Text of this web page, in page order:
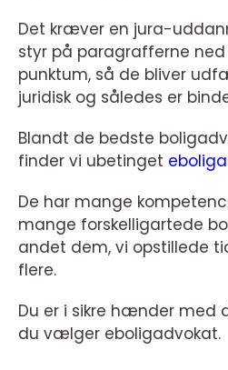
Det kræver en jura-
styr på paragrafferne
punktum, så de bliver
juridisk og således er
Blandt de bedste
finder vi ubetinget
De har mange
mange forskelligartede
andet dem, vi opstillede
flere.
Du er i sikre hænder
du vælger eboligadvokat.